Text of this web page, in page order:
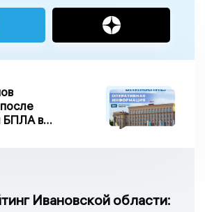
БПЛА в
Ивановской области: